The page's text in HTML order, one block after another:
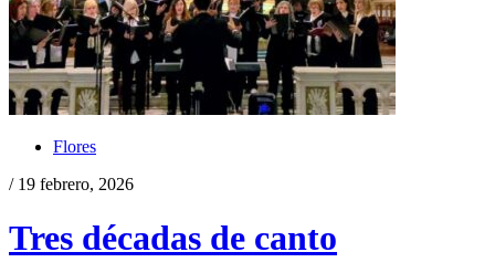
Flores
/ 19 febrero, 2026
Tres décadas de canto